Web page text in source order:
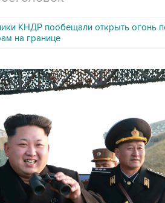
КНДР пообещали открыть огонь
на границе